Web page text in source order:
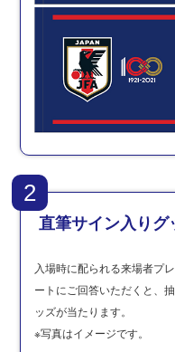
2
直筆サイン入りグ
入場時に配られる来場者プ
ートにご回答いただくと、
ッズが当たります。
※写真はイメージです。